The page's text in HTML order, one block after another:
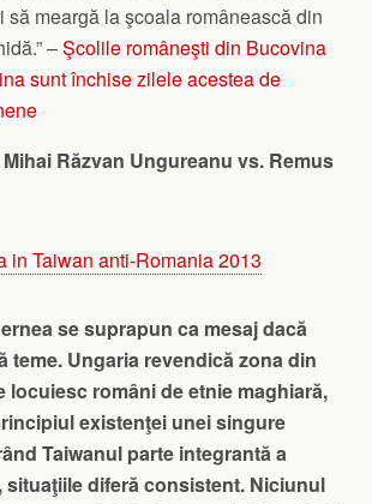
să meargă la şcoala românească din
–Şcolile româneşti din Bucovina
sunt închise zilele acestea de
Mihai Răzvan Ungureanu vs. Remus
se suprapun ca mesaj dacă
teme. Ungaria revendică zona din
locuiesc români de etnie maghiară,
existenţei unei singure
Taiwanul parte integrantă a
situaţiile diferă consistent. Niciunul